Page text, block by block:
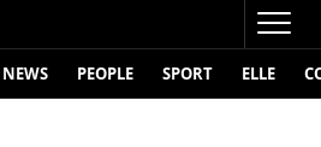
NEWS PEOPLE SPORT ELLE